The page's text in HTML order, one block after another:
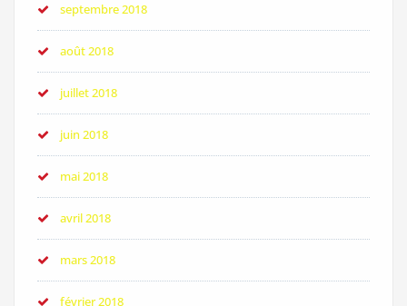
septembre 2018
août 2018
juillet 2018
juin 2018
mai 2018
avril 2018
mars 2018
février 2018